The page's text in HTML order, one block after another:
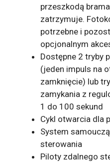
przeszkodą
zatrzymuje.
potrzebne i
opcjonalnym
Dostępne 2 tryby
(jeden impuls na
zamknięcie) lub
zamykania z
1 do 100 sekund
Cykl otwarcia dla
System
sterowania
Piloty zdalnego